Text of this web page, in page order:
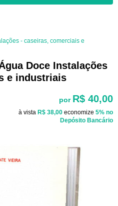
- caseiras, comerciais e
Doce Instalações
e industriais
por R$ 40,00
à vista R$ 38,00 economize 5% no
Depósito Bancário